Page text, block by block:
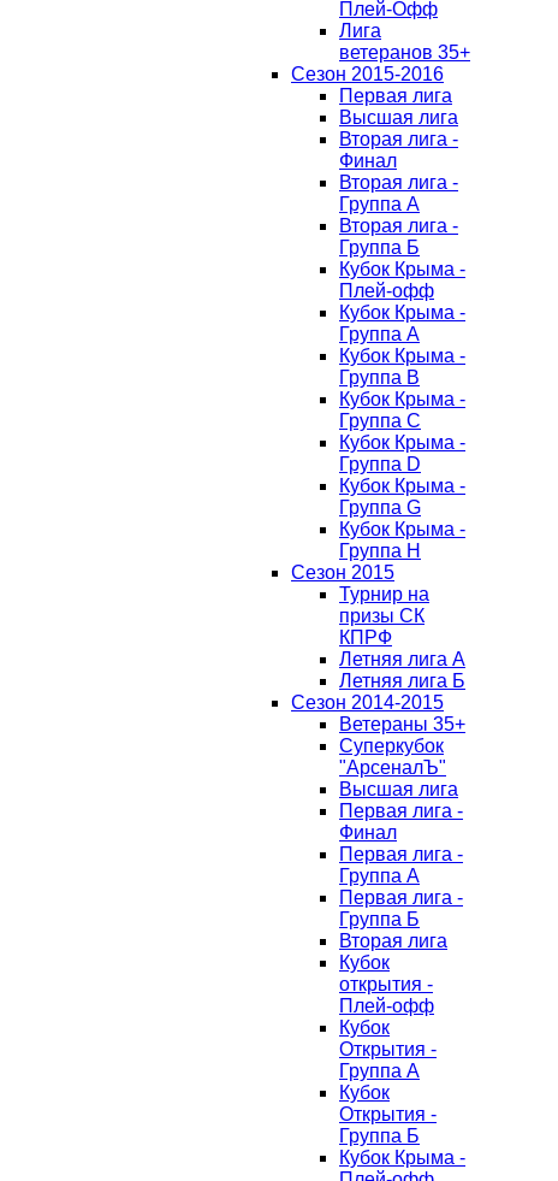
Плей-Офф
Лига
ветеранов 35+
Сезон 2015-2016
Первая лига
Высшая лига
Вторая лига -
Финал
Вторая лига -
Группа А
Вторая лига -
Группа Б
Кубок Крыма -
Плей-офф
Кубок Крыма -
Группа A
Кубок Крыма -
Группа B
Кубок Крыма -
Группа C
Кубок Крыма -
Группа D
Кубок Крыма -
Группа G
Кубок Крыма -
Группа H
Сезон 2015
Турнир на
призы СК
КПРФ
Летняя лига А
Летняя лига Б
Сезон 2014-2015
Ветераны 35+
Суперкубок
"АрсеналЪ"
Высшая лига
Первая лига -
Финал
Первая лига -
Группа А
Первая лига -
Группа Б
Вторая лига
Кубок
открытия -
Плей-офф
Кубок
Открытия -
Группа А
Кубок
Открытия -
Группа Б
Кубок Крыма -